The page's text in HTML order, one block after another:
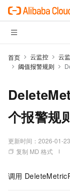
首页 云监控 云
阈值报警规则
个报警规
更新时间： 2026-01-
复制 MD 格式
调用